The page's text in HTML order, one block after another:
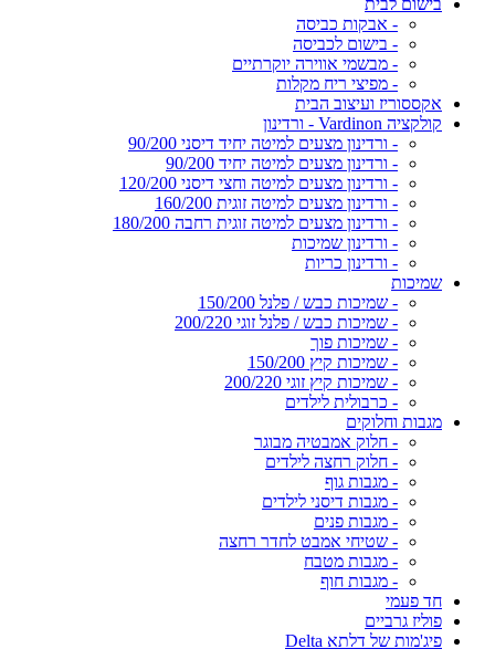
בישום לבית
- אבקות כביסה
- בישום לכביסה
- מבשמי אווירה יוקרתיים
- מפיצי ריח מקלות
אקססוריז ועיצוב הבית
קולקציה Vardinon - ורדינון
- ורדינון מצעים למיטה יחיד דיסני 90/200
- ורדינון מצעים למיטה יחיד 90/200
- ורדינון מצעים למיטה וחצי דיסני 120/200
- ורדינון מצעים למיטה זוגית 160/200
- ורדינון מצעים למיטה זוגית רחבה 180/200
- ורדינון שמיכות
- ורדינון כריות
שמיכות
- שמיכות כבש / פלנל 150/200
- שמיכות כבש / פלנל זוגי 200/220
- שמיכות פוך
- שמיכות קיץ 150/200
- שמיכות קיץ זוגי 200/220
- כרבולית לילדים
מגבות וחלוקים
- חלוק אמבטיה מבוגר
- חלוק רחצה לילדים
- מגבות גוף
- מגבות דיסני לילדים
- מגבות פנים
- שטיחי אמבט לחדר רחצה
- מגבות מטבח
- מגבות חוף
חד פעמי
פוליז גרביים
פיג'מות של דלתא Delta